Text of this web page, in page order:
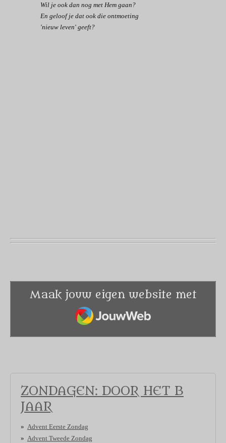
Wil je ook dan nog met Hem gaan?
En geloof je dat ook die ontmoeting
'nieuw leven' geeft?
Maak jouw eigen website met
JouwWeb
ZONDAGEN: DOOR HET B
JAAR
Advent Eerste Zondag
Advent Tweede Zondag